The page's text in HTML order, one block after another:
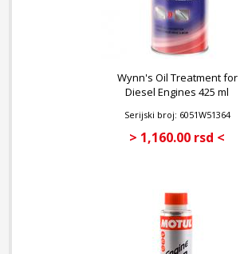
Wynn's Oil Treatment for
Diesel Engines 425 ml
Serijski broj: 6051W51364
> 1,160.00 rsd <